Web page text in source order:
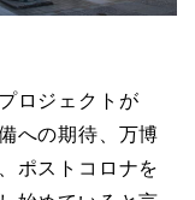
ロジェクトが
への期待、万博
ポストコロナを